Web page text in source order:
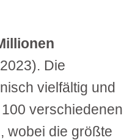
Die
vielfältig und
verschiedenen
wobei die größte